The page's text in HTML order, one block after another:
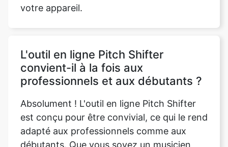
Copy Link
L'outil en ligne Pitch Shifter
Absolument ! L'outil en ligne Pitch Shifter
est conçu pour être convivial, ce qui le rend
adapté aux professionnels comme aux
débutants. Que vous soyez un musicien
chevronné ou que vous découvriez le
montage audio pour la première fois, vous
trouverez notre outil facile à utiliser et à